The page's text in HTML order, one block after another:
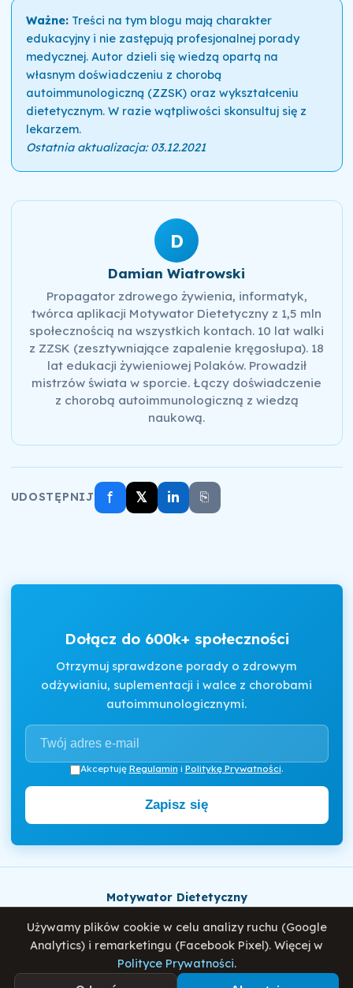
Ważne:Treści na tym blogu mają charakter
edukacyjny i nie zastępują profesjonalnej porady
medycznej. Autor dzieli się wiedzą opartą na
własnym doświadczeniu z chorobą
autoimmunologiczną (ZZSK) oraz wykształceniu
dietetycznym. W razie wątpliwości skonsultuj się z
lekarzem.
Ostatnia aktualizacja: 03.12.2021
D
Damian Wiatrowski
Propagator zdrowego żywienia, informatyk,
twórca aplikacji Motywator Dietetyczny z 1,5 mln
społecznością na wszystkich kontach. 10 lat walki
z ZZSK (zesztywniające zapalenie kręgosłupa). 18
lat edukacji żywieniowej Polaków. Prowadził
mistrzów świata w sporcie. Łączy doświadczenie
z chorobą autoimmunologiczną z wiedzą
naukową.
UDOSTĘPNIJ f 𝕏 in ⎘
Dołącz do 600k+ społeczności
Otrzymuj sprawdzone porady o zdrowym
odżywianiu, suplementacji i walce z chorobami
autoimmunologicznymi.
Akceptuję Regulamin i Politykę Prywatności.
Zapisz się
Motywator Dietetyczny
Polityka PrywatnościRegulaminO mnie
Używamy plików cookie w celu analizy ruchu (Google
Analytics) i remarketingu (Facebook Pixel). Więcej w
Polityce Prywatności.